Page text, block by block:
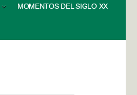
MOMENTOS DEL SIGLO XX